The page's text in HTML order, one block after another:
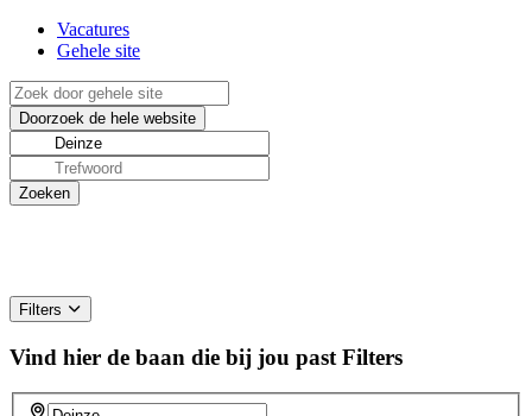
Vacatures
Gehele site
Filters
Vind hier de baan die bij jou past Filters